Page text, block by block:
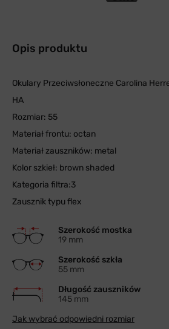
Opis produktu
Okulary Przeciwsłoneczne Carolina
HA
Rozmiar: 55
Materiał frontu: octan
Materiał zauszników: metal
Kolor szkieł: brown shaded
Kategoria filtra:3
Zausznik typu flex
Szerokość mostka
19 mm
Szerokość szkła
55 mm
Długość zauszników
145 mm
Jak wybrać odpowiedni rozmiar